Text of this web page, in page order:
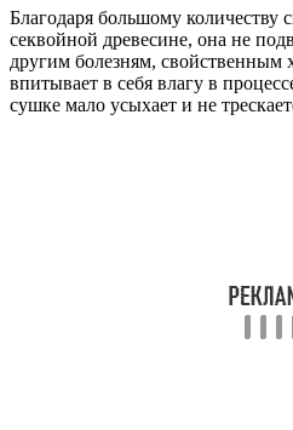
Благодаря большому количеству
секвойной древесине, она не
другим болезням,
впитывает в себя влагу в
сушке мало усыхает и не